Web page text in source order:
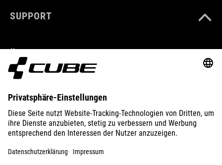
SUPPORT
ENTDECKEN